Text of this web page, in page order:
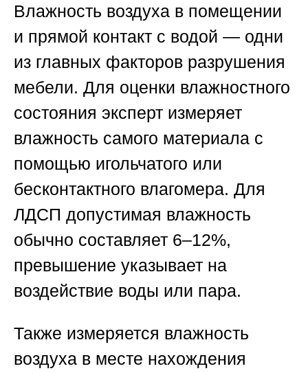
Влажность воздуха в помещении
и прямой контакт с водой — одни
из главных факторов разрушения
мебели. Для оценки влажностного
состояния эксперт измеряет
влажность самого материала с
помощью игольчатого или
бесконтактного влагомера. Для
ЛДСП допустимая влажность
обычно составляет 6–12%,
превышение указывает на
воздействие воды или пара.
Также измеряется влажность
воздуха в месте нахождения